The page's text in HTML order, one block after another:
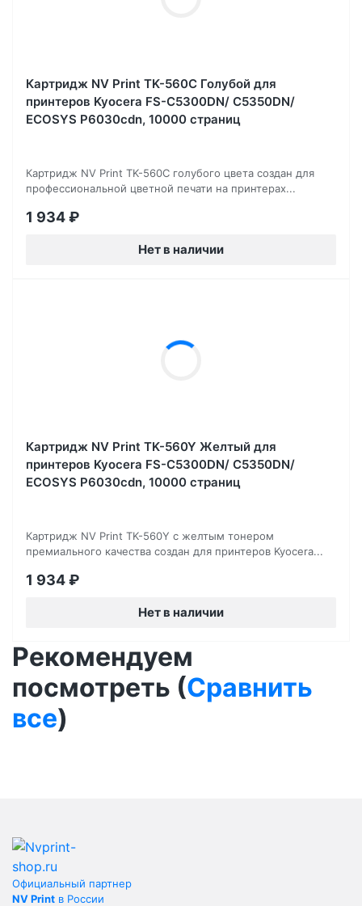
Картридж NV Print TK-560C Голубой для
принтеров Kyocera FS-C5300DN/ C5350DN/
ECOSYS P6030cdn, 10000 страниц
Картридж NV Print TK-560C голубого цвета создан для
профессиональной цветной печати на принтерах...
1 934₽
Нет в наличии
Картридж NV Print TK-560Y Желтый для
принтеров Kyocera FS-C5300DN/ C5350DN/
ECOSYS P6030cdn, 10000 страниц
Картридж NV Print TK-560Y с желтым тонером
премиального качества создан для принтеров Kyocera...
1 934₽
Нет в наличии
Рекомендуем
посмотреть (Сравнить
все)
Официальный партнер
NV Print в России